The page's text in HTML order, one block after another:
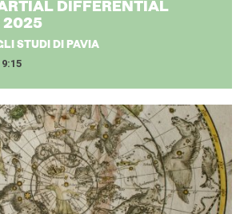
DIF­FE­REN­TIAL
2025
STUDI DI PAVIA
9:15